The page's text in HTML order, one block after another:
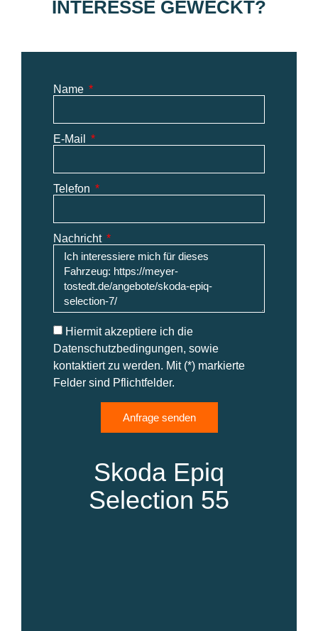
INTERESSE GEWECKT?
Name
E-Mail
Telefon
Nachricht
Hiermit akzeptiere ich die
Datenschutzbedingungen, sowie
kontaktiert zu werden. Mit (*) markierte
Felder sind Pflichtfelder.
Anfrage senden
Skoda Epiq
Selection 55